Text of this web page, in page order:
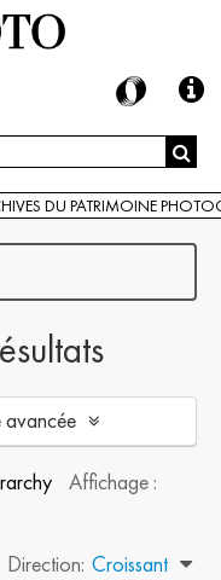
DU PATRIMOINE
avancée
Affichage :
Direction: Croissant